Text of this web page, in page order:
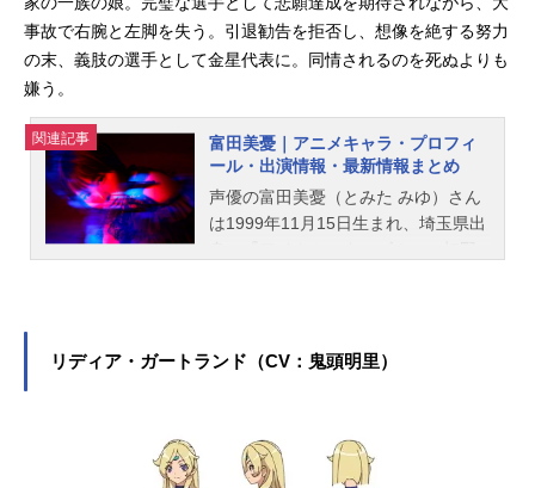
事故で右腕と左脚を失う。引退勧告を拒否し、想像を絶する努力
の末、義肢の選手として金星代表に。同情されるのを死ぬよりも
嫌う。
関連記事
富田美憂｜アニメキャラ・プロフィ
ール・出演情報・最新情報まとめ
声優の富田美憂（とみた みゆ）さん
は1999年11月15日生まれ、埼玉県出
らでは、富田美憂さんのオススメ記
リディア・ガートランド（CV：鬼頭明里）